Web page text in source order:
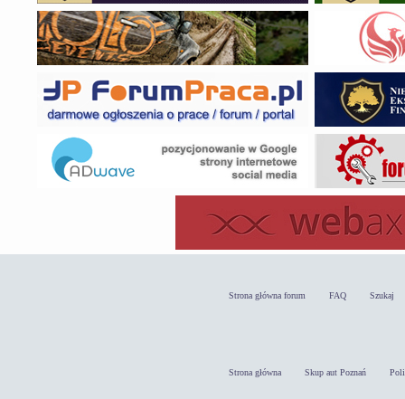
Strona główna forum FAQ Szukaj
Strona główna Skup aut Poznań